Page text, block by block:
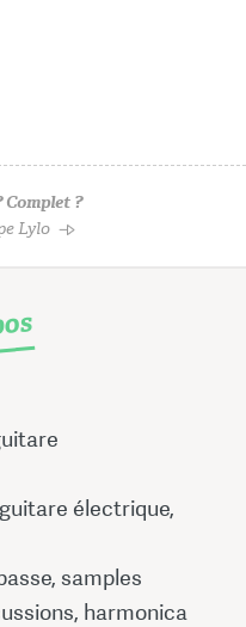
?
Lylo
électrique,
samples
harmonica